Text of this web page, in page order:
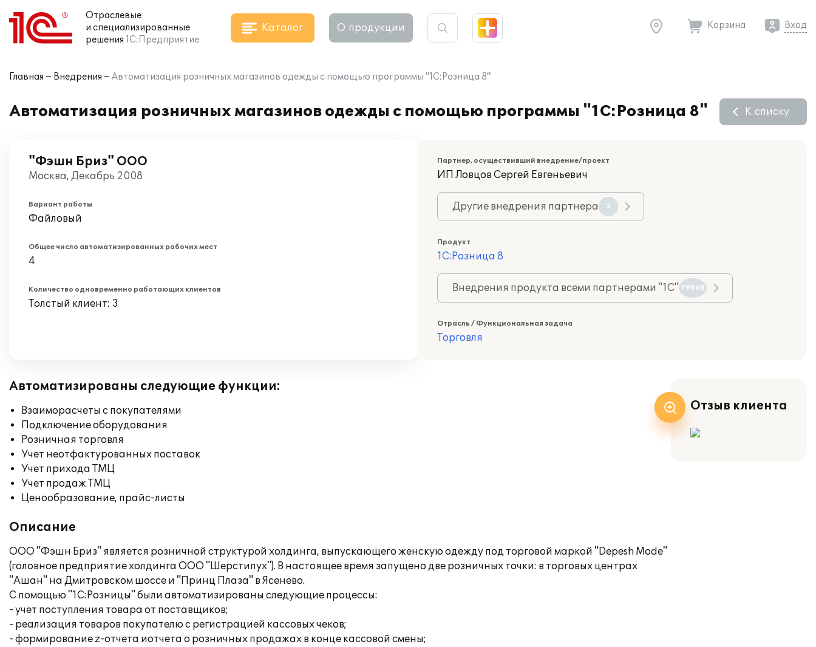
Отраслевые
и специализированные
решения 1С:Предприятие
Каталог О продукции Корзина Вход
Главная Внедрения Автоматизация розничных магазинов одежды с помощью программы "1С:Розница 8"
Автоматизация розничных магазинов одежды с помощью программы "1С:Розница 8" К списку
"Фэшн Бриз" ООО
Москва, Декабрь 2008
Вариант работы
Файловый
Общее число автоматизированных рабочих мест
4
Количество одновременно работающих клиентов
Толстый клиент: 3
Партнер, осуществивший внедрение/проект
ИП Ловцов Сергей Евгеньевич
Другие внедрения партнера 3
Продукт
1С:Розница 8
Внедрения продукта всеми партнерами "1С" 79868
Отрасль / Функциональная задача
Торговля
Автоматизированы следующие функции:
Взаиморасчеты с покупателями
Подключение оборудования
Розничная торговля
Учет неотфактурованных поставок
Учет прихода ТМЦ
Учет продаж ТМЦ
Ценообразование, прайс-листы
Описание
ООО "Фэшн Бриз" является розничной структурой холдинга, выпускающего женскую одежду под торговой маркой "Depesh Mode"
(головное предприятие холдинга ООО "Шерстипух"). В настоящее время запущено две розничных точки: в торговых центрах
"Ашан" на Дмитровском шоссе и "Принц Плаза" в Ясенево.
С помощью "1С:Розницы" были автоматизированы следующие процессы:
- учет поступления товара от поставщиков;
- реализация товаров покупателю с регистрацией кассовых чеков;
- формирование z-отчета иотчета о розничных продажах в конце кассовой смены;
Отзыв клиента